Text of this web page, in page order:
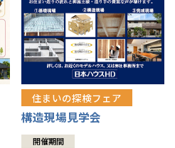
住まいの探検フェア
構造現場見学会
開催期間